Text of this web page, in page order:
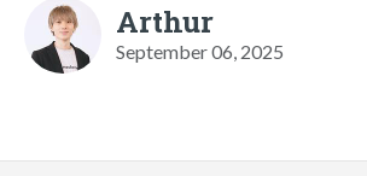
Arthur
September 06, 2025